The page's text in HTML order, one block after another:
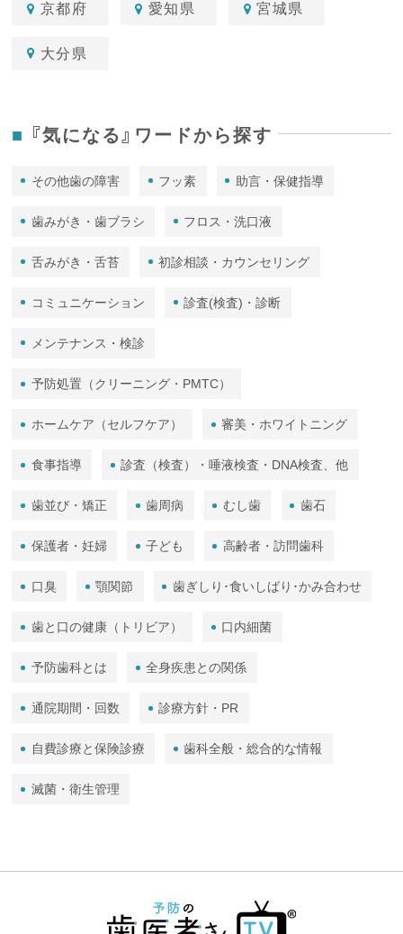
京都府 愛知県 宮城県
大分県
『気になる』ワードから探す
その他歯の障害 フッ素 助言・保健指導
歯みがき・歯ブラシ フロス・洗口液
舌みがき・舌苔 初診相談・カウンセリング
コミュニケーション 診査(検査)・診断
メンテナンス・検診
予防処置（クリーニング・PMTC）
ホームケア（セルフケア） 審美・ホワイトニング
食事指導 診査（検査）・唾液検査・DNA検査、他
歯並び・矯正 歯周病 むし歯 歯石
保護者・妊婦 子ども 高齢者・訪問歯科
口臭 顎関節 歯ぎしり･食いしばり･かみ合わせ
歯と口の健康（トリビア） 口内細菌
予防歯科とは 全身疾患との関係
通院期間・回数 診療方針・PR
自費診療と保険診療 歯科全般・総合的な情報
滅菌・衛生管理